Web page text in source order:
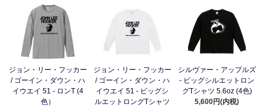
ジョン・リー・フッカー
/ ゴーイン・ダウン・ハ
イウエイ 51 - ロンT (4
色）
ジョン・リー・フッカー
/ ゴーイン・ダウン・ハ
イウエイ 51 - ビッグシ
ルエットロングTシャツ
シルヴァー・アップルズ
- ビッグシルエットロン
グTシャツ 5.6oz (4色)
5,600円(内税)